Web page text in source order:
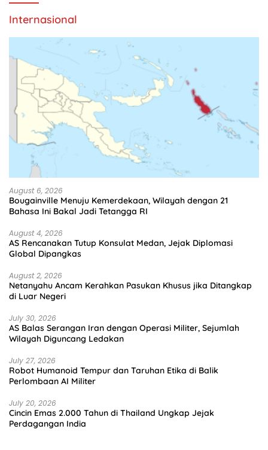
Internasional
August 6, 2026
Bougainville Menuju Kemerdekaan, Wilayah dengan 21
Bahasa Ini Bakal Jadi Tetangga RI
August 4, 2026
AS Rencanakan Tutup Konsulat Medan, Jejak Diplomasi
Global Dipangkas
August 2, 2026
Netanyahu Ancam Kerahkan Pasukan Khusus jika Ditangkap
di Luar Negeri
July 30, 2026
AS Balas Serangan Iran dengan Operasi Militer, Sejumlah
Wilayah Diguncang Ledakan
July 27, 2026
Robot Humanoid Tempur dan Taruhan Etika di Balik
Perlombaan AI Militer
July 20, 2026
Cincin Emas 2.000 Tahun di Thailand Ungkap Jejak
Perdagangan India